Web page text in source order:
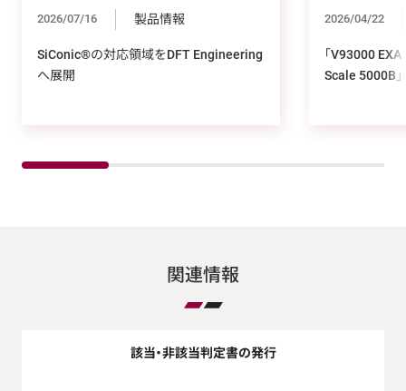
2026/07/16 製品情報
SiConic®の対応領域をDFT Engineering
へ展開
2026/04/22
「V93000
Scale 5000B
関連情報
該当・非該当判定書の発行